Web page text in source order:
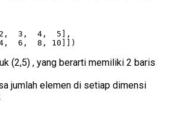
3,  4,  5],
6,  8, 10]])
(2,5) , yang berarti memiliki 2 baris
jumlah elemen di setiap dimensi